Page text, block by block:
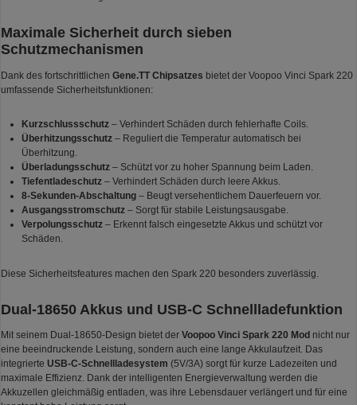
Maximale Sicherheit durch sieben
Schutzmechanismen
Dank des fortschrittlichen Gene.TT Chipsatzes bietet der Voopoo Vinci Spark 220
umfassende Sicherheitsfunktionen:
Kurzschlussschutz– Verhindert Schäden durch fehlerhafte Coils.
Überhitzungsschutz– Reguliert die Temperatur automatisch bei
Überhitzung.
Überladungsschutz– Schützt vor zu hoher Spannung beim Laden.
Tiefentladeschutz– Verhindert Schäden durch leere Akkus.
8-Sekunden-Abschaltung– Beugt versehentlichem Dauerfeuern vor.
Ausgangsstromschutz– Sorgt für stabile Leistungsausgabe.
Verpolungsschutz– Erkennt falsch eingesetzte Akkus und schützt vor
Schäden.
Diese Sicherheitsfeatures machen den Spark 220 besonders zuverlässig.
Dual-18650 Akkus und USB-C Schnellladefunktion
Mit seinem Dual-18650-Design bietet der Voopoo Vinci Spark 220 Mod nicht nur
eine beeindruckende Leistung, sondern auch eine lange Akkulaufzeit. Das
integrierte USB-C-Schnellladesystem (5V/3A) sorgt für kurze Ladezeiten und
maximale Effizienz. Dank der intelligenten Energieverwaltung werden die
Akkuzellen gleichmäßig entladen, was ihre Lebensdauer verlängert und für eine